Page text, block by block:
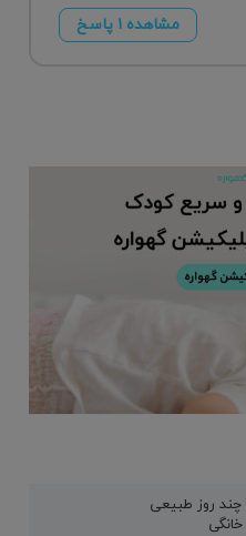
مشاهده ۱ پاسخ
چند روز طبیعی